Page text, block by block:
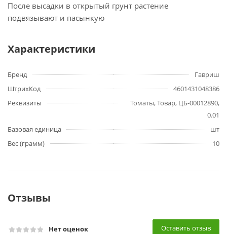
После высадки в открытый грунт растение
подвязывают и пасынкую
Характеристики
Бренд
Гавриш
ШтрихКод
4601431048386
Реквизиты
Томаты, Товар, ЦБ-00012890,
0.01
Базовая единица
шт
Вес (грамм)
10
Отзывы
Нет оценок Оставить отзыв